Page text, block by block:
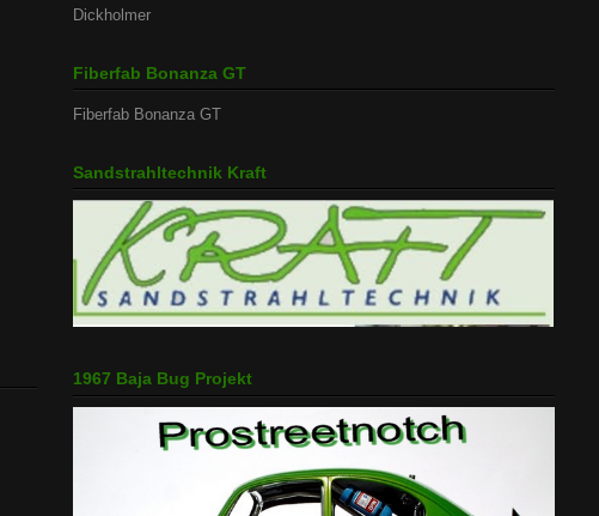
Dickholmer
Fiberfab Bonanza GT
Fiberfab Bonanza GT
Sandstrahltechnik Kraft
1967 Baja Bug Projekt